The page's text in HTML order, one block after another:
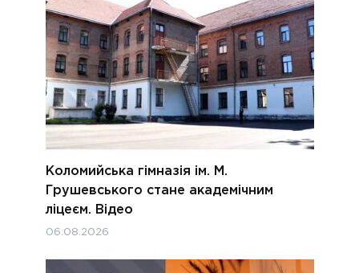
Коломийська гімназія ім. М.
Грушевського стане академічним
ліцеєм. Відео
06.08.2026